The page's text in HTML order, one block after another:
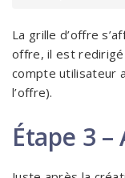
La grille d’offre
offre, il est
compte utilisateur
l’offre).
Étape 3